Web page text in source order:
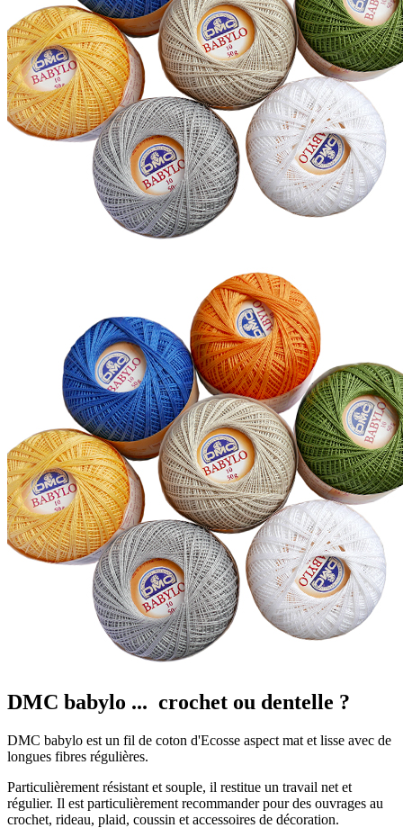
DMC babylo ... crochet ou dentelle ?
DMC babylo est un fil de coton d'Ecosse aspect mat et lisse avec de
longues fibres régulières.
Particulièrement résistant et souple, il restitue un travail net et
régulier. Il est particulièrement recommander pour des ouvrages au
crochet, rideau, plaid, coussin et accessoires de décoration.